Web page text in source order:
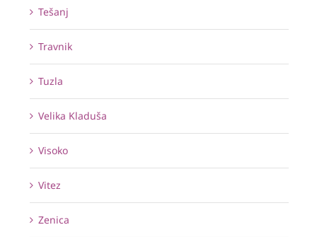
Tešanj
Travnik
Tuzla
Velika Kladuša
Visoko
Vitez
Zenica